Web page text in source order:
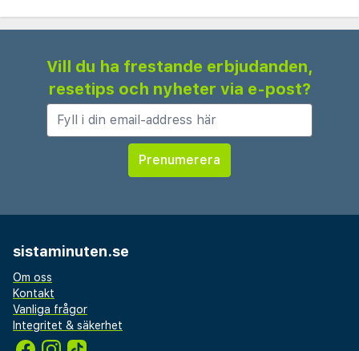
Vill du ha frestande erbjudanden,
resetips och nyheter via e-post?
sistaminuten.se
Om oss
Kontakt
Vanliga frågor
Integritet & säkerhet